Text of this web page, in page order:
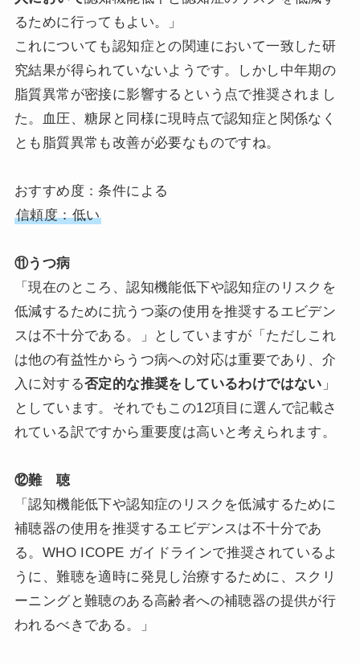
るために行ってもよい。」
これについても認知症との関連において一致した研
究結果が得られていないようです。しかし中年期の
脂質異常が密接に影響するという点で推奨されまし
た。血圧、糖尿と同様に現時点で認知症と関係なく
とも脂質異常も改善が必要なものですね。
おすすめ度：条件による
信頼度：低い
⑪うつ病
「現在のところ、認知機能低下や認知症のリスクを
低減するために抗うつ薬の使用を推奨するエビデン
スは不十分である。」としていますが「ただしこれ
は他の有益性からうつ病への対応は重要であり、介
入に対する否定的な推奨をしているわけではない 」
としています。それでもこの12項目に選んで記載さ
れている訳ですから重要度は高いと考えられます。
⑫難 聴
「認知機能低下や認知症のリスクを低減するために
補聴器の使用を推奨するエビデンスは不十分であ
る。WHO ICOPE ガイドラインで推奨されているよ
うに、難聴を適時に発見し治療するために、スクリ
ーニングと難聴のある高齢者への補聴器の提供が行
われるべきである。」